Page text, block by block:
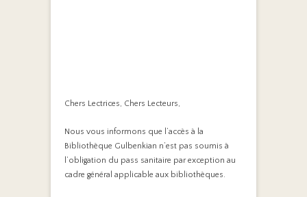
Chers Lectrices, Chers Lecteurs,
Nous vous informons que l’accès à la
Bibliothèque Gulbenkian n’est pas soumis à
l’obligation du pass sanitaire par exception au
cadre général applicable aux bibliothèques.